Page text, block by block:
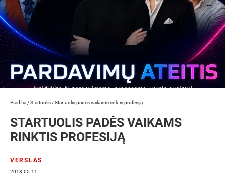
Pradžia /Startuolis /Startuolis padės vaikams rinktis profesiją
STARTUOLIS PADĖS VAIKAMS
RINKTIS PROFESIJĄ
VERSLAS
2018.05.11